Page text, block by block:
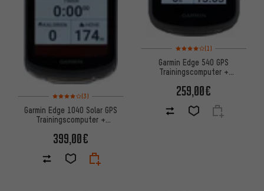
Bewertungen: 4 von 5 basierend auf 3 Bewertungen
(3)
Garmin Edge 1040 Solar GPS
Trainingscomputer +
399,00€
Bewertungen: 4 von 5
(1)
Garmin Edge 540 GPS
Trainingscomputer +
259,00€